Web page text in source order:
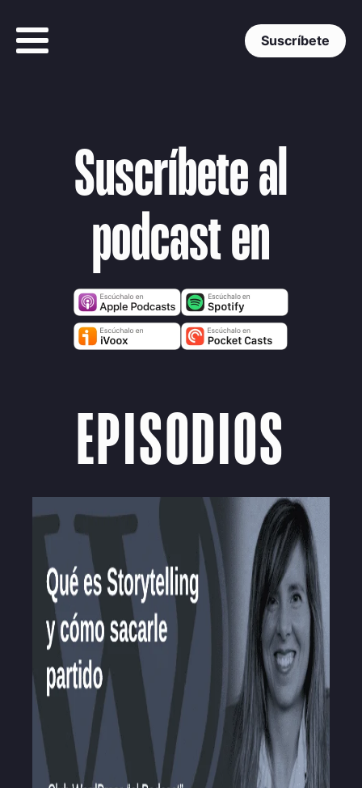
Suscríbete
Suscríbete al
podcast en
EPISODIOS